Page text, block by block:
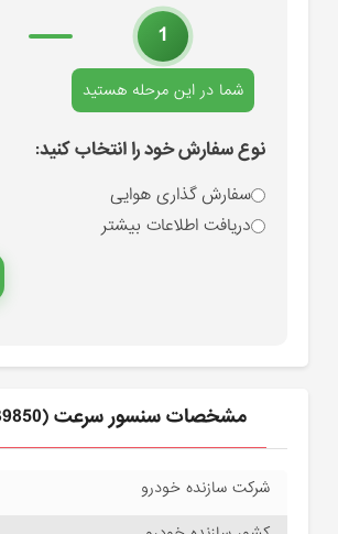
1
انتخاب نوع سفارش
شما در این مرحله هستید
نوع سفارش خود را انتخاب کنید:
سفارش گذاری هوایی
دریافت اطلاعات بیشتر
مشخصات سنسور سرعت (4651039850) هیوندای
شرکت سازنده خودرو